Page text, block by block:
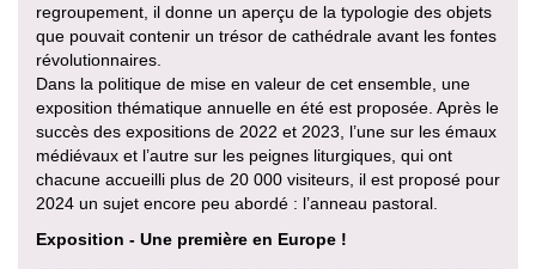
regroupement, il donne un aperçu de la typologie des objets
que pouvait contenir un trésor de cathédrale avant les fontes
révolutionnaires.
Dans la politique de mise en valeur de cet ensemble, une
exposition thématique annuelle en été est proposée. Après le
succès des expositions de 2022 et 2023, l’une sur les émaux
médiévaux et l’autre sur les peignes liturgiques, qui ont
chacune accueilli plus de 20 000 visiteurs, il est proposé pour
2024 un sujet encore peu abordé : l’anneau pastoral.
Exposition - Une première en Europe !